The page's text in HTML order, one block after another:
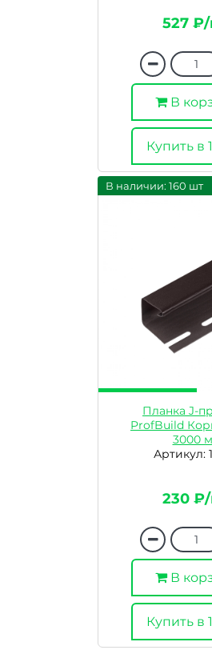
527
В
Купить в
В наличии: 160 шт
Планка J-
ProfBuild
3000
Артикул:
230
В
Купить в